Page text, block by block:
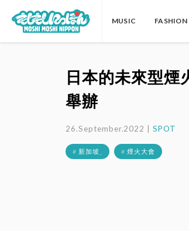
MUSIC FASHION
日本的未來型
舉辦
26.September.2022 |SPOT
# 新加坡_ # 煙火大會